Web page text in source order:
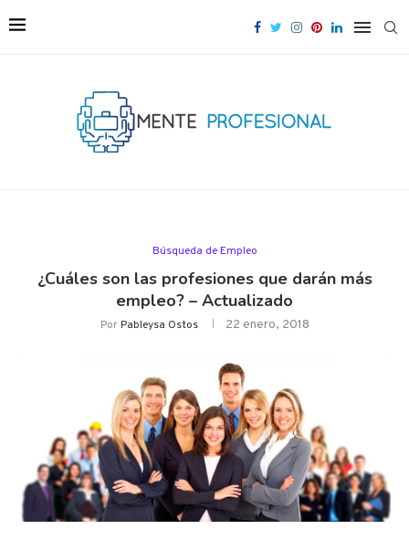
Búsqueda de Empleo
¿Cuáles son las profesiones que darán más
empleo? – Actualizado
PorPableysa Ostos 22 enero, 2018